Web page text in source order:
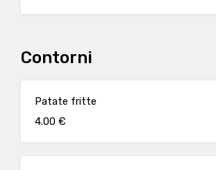
Contorni
Patate fritte
4.00 €